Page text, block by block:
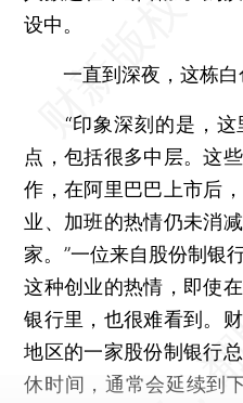
设中。
一直到深夜，这栋白
“印象深刻的是，这
点，包括很多中层。这
作，在阿里巴巴上市后
业、加班的热情仍未消
家。”一位来自股份制银
这种创业的热情，即使
银行里，也很难看到。
地区的一家股份制银行
休时间，通常会延续到